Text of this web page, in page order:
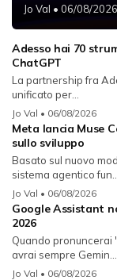
Jo Val • 06/08/2026
Adesso hai 70
ChatGPT
La partnership fra
unificato per...
Jo Val • 06/08/2026
Meta lancia Muse
sullo sviluppo
Basato sul nuovo
sistema agentico fun...
Jo Val • 06/08/2026
Google Assistant
2026
Quando pronuncerai
avrai sempre Gemin...
Jo Val • 06/08/2026